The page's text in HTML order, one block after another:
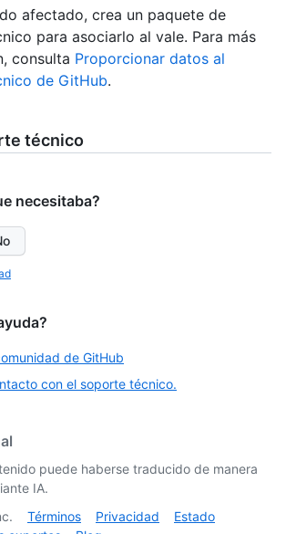
afectado, crea un paquete de
para asociarlo al vale. Para más
consulta Proporcionar datos al
de GitHub.
técnico
necesitaba?
de GitHub
con el soporte técnico.
puede haberse traducido de manera
IA.
Términos Privacidad
Estado